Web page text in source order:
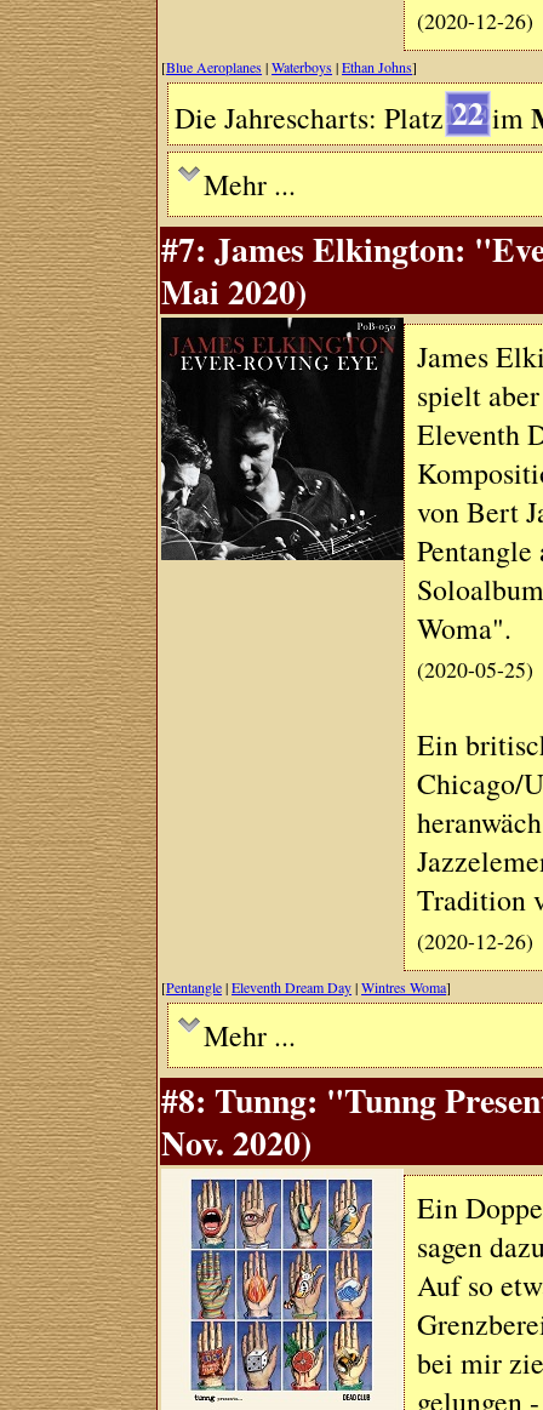
(2020-12-26)
[Blue Aeroplanes|Waterboys|Ethan Johns]
Die Jahrescharts: Platz 22 im
Mehr ...
#7: James Elkington:
Mai 2020)
James
spielt
Eleventh
von Bert
Pentangle
Woma".
(2020-05-25)
Ein
Chicago/
Tradition
(2020-12-26)
[Pentangle|Eleventh Dream Day|Wintres Woma]
Mehr ...
#8: Tunng: "Tunng
Nov. 2020)
Ein
sagen
Auf so
bei mir
gelungen